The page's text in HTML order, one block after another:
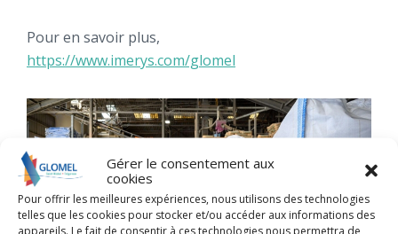
Gérer le consentement aux
cookies
Pour offrir les meilleures expériences, nous utilisons des technologies
telles que les cookies pour stocker et/ou accéder aux informations des
appareils. Le fait de consentir à ces technologies nous permettra de
Pour en savoir plus,
https://www.imerys.com/glomel